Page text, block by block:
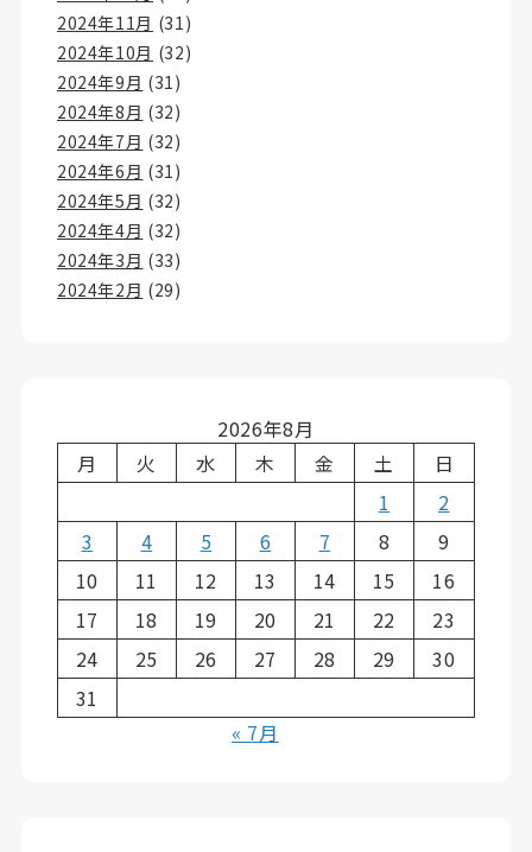
2024年11月 (31)
2024年10月 (32)
2024年9月 (31)
2024年8月 (32)
2024年7月 (32)
2024年6月 (31)
2024年5月 (32)
2024年4月 (32)
2024年3月 (33)
2024年2月 (29)
2026年8月
月
火 水 木 金 土
日
1
2
3
4 5 6 7 8
9
10
11 12 13 14 15
16
17
18 19 20 21 22
23
24
25 26 27 28 29
30
31
« 7月